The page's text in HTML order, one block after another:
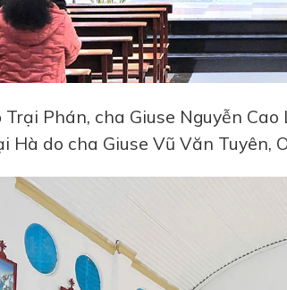
Trại Phán, cha Giuse Nguyễn
Hà do cha Giuse Vũ Văn Tuyên,